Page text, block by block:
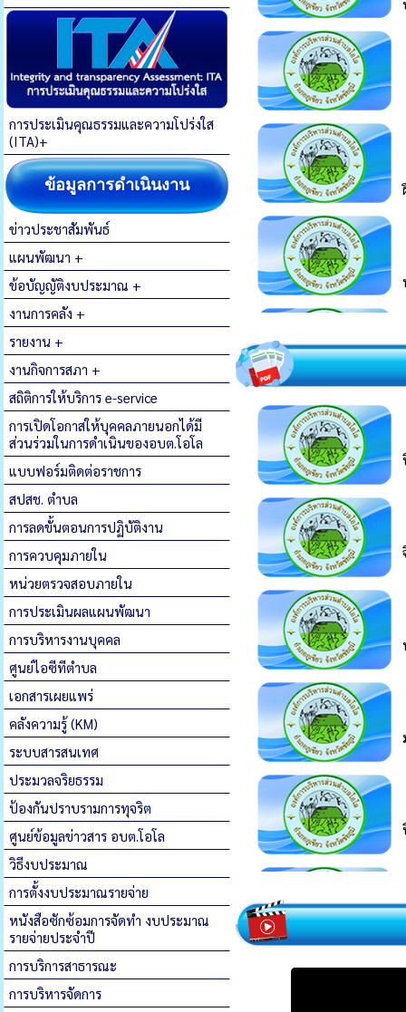
การประเมินคุณธรรมและความโปร่งใส
(ITA)+
ข้อมูลการดำเนินงาน
ข่าวประชาสัมพันธ์
แผนพัฒนา +
ข้อบัญญัติงบประมาณ +
งานการคลัง +
รายงาน +
งานกิจการสภา +
สถิติการให้บริการ e-service
การเปิดโอกาสให้บุคคลภายนอกได้มี
ส่วนร่วมในการดำเนินของอบต.โอโล
แบบฟอร์มติดต่อราชการ
สปสช. ตำบล
การลดขั้นตอนการปฏิบัติงาน
การควบคุมภายใน
หน่วยตรวจสอบภายใน
การประเมินผลแผนพัฒนา
การบริหารงานบุคคล
ศูนย์ไอซีทีตำบล
เอกสารเผยแพร่
คลังความรู้ (KM)
ระบบสารสนเทศ
ประมวลจริยธรรม
ป้องกันปราบรามการทุจริต
ศูนย์ข้อมูลข่าวสาร อบต.โอโล
วิธีงบประมาณ
การตั้งงบประมาณรายจ่าย
หนังสือซักซ้อมการจัดทำ งบประมาณ
รายจ่ายประจำปี
การบริการสาธารณะ
การบริหารจัดการ